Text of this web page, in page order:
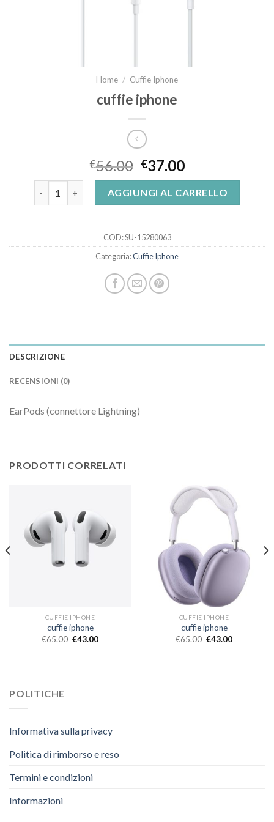
Home / Cuffie Iphone
cuffie iphone
€56.00 €37.00
cuffie iphone quantitàAGGIUNGI AL CARRELLO
COD:SU-15280063
Categoria:Cuffie Iphone
DESCRIZIONE
RECENSIONI (0)
EarPods (connettore Lightning)
PRODOTTI CORRELATI
CUFFIE IPHONE
cuffie iphone
€65.00 €43.00
CUFFIE IPHONE
cuffie iphone
€65.00 €43.00
POLITICHE
Informativa sulla privacy
Politica di rimborso e reso
Termini e condizioni
Informazioni